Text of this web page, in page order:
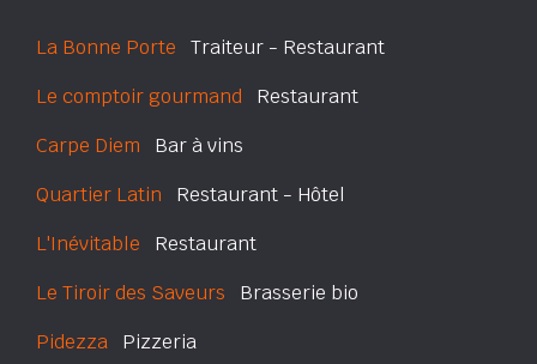
La Bonne Porte Traiteur - Restaurant
Le comptoir gourmand Restaurant
Carpe Diem Bar à vins
Quartier Latin Restaurant - Hôtel
L'Inévitable Restaurant
Le Tiroir des Saveurs Brasserie bio
Pidezza Pizzeria